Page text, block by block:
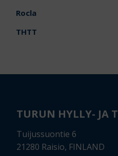
Rocla
THTT
TURUN HYLLY- JA
Tuijussuontie 6
21280 Raisio, FINLAND